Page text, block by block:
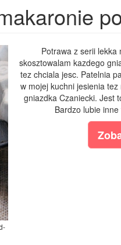
Potrawa z serii
skosztowalam kazdego
tez chciala jesc. Patelnia
w mojej kuchni jesienia
gniazdka Czaniecki. Jest
Bardzo lubie